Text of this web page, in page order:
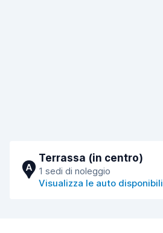
A
Terrassa (in centro)
1 sedi di noleggio
Visualizza le auto disponibili